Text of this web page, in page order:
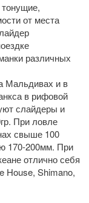
от места
различных
Мальдивах и в
в рифовой
слайдеры и
При ловле
свыше 100
170-200мм. При
отлично себя
House, Shimano,